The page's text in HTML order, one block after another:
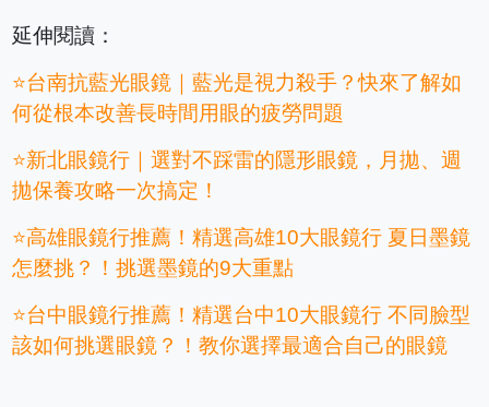
延伸閱讀：
⭐台南抗藍光眼鏡｜藍光是視力殺手？快來了解如
何從根本改善長時間用眼的疲勞問題
⭐新北眼鏡行｜選對不踩雷的隱形眼鏡，月拋、週
拋保養攻略一次搞定！
⭐高雄眼鏡行推薦！精選高雄10大眼鏡行 夏日墨鏡
怎麼挑？！挑選墨鏡的9大重點
⭐台中眼鏡行推薦！精選台中10大眼鏡行 不同臉型
該如何挑選眼鏡？！教你選擇最適合自己的眼鏡